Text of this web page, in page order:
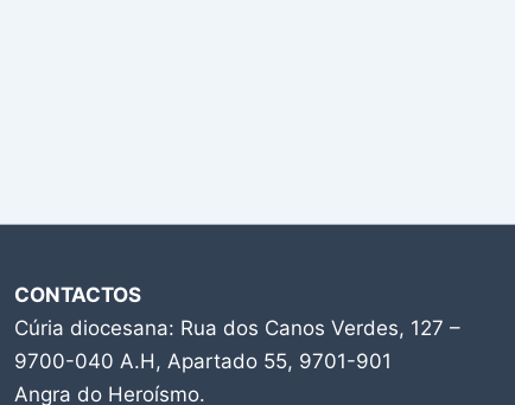
CONTACTOS
Cúria diocesana: Rua dos Canos Verdes, 127 –
9700-040 A.H, Apartado 55, 9701-901
Angra do Heroísmo.